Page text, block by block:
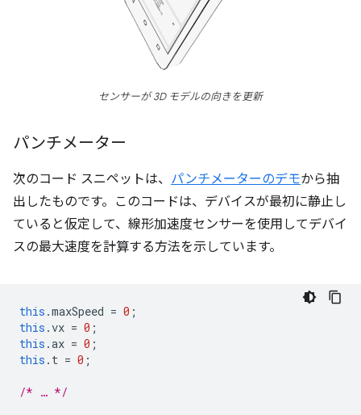
センサーが 3D モデルの向きを更新
パンチメーター
次のコード スニペットは、 パンチメーターのデモから抽
出したものです。このコードは、デバイスが最初に静止し
ていると仮定して、線形加速度センサーを使用してデバイ
スの最大速度を計算する方法を示しています。
this .maxSpeed = 0 ;
this .vx = 0 ;
this .ax = 0 ;
this . t = 0 ;
/* … */